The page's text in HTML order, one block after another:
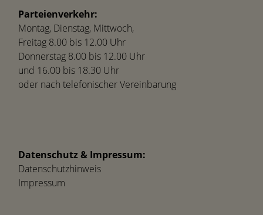
Parteienverkehr:
Montag, Dienstag, Mittwoch,
Freitag 8.00 bis 12.00 Uhr
Donnerstag 8.00 bis 12.00 Uhr
und 16.00 bis 18.30 Uhr
oder nach telefonischer Vereinbarung
Datenschutz & Impressum:
Datenschutzhinweis
Impressum